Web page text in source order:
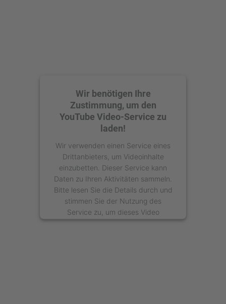
Wir benötigen Ihre
Zustimmung, um den
YouTube Video-Service zu
laden!
Wir verwenden einen Service eines
Drittanbieters, um Videoinhalte
einzubetten. Dieser Service kann
Daten zu Ihren Aktivitäten sammeln.
Bitte lesen Sie die Details durch und
stimmen Sie der Nutzung des
Service zu, um dieses Video
anzusehen.